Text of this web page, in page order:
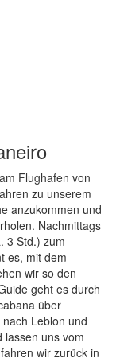
Flughafen von
zu unserem
anzukommen und
Nachmittags
3 Std.) zum
es, mit dem
wir so den
geht es durch
über
Leblon und
lassen uns vom
wir zurück in